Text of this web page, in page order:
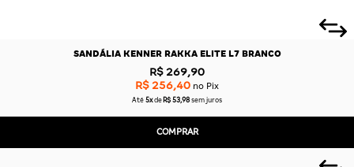
SANDÁLIA KENNER RAKKA ELITE L7 BRANCO
R$ 269,90
R$ 256,40 no Pix
Até 5x de R$ 53,98 sem juros
COMPRAR